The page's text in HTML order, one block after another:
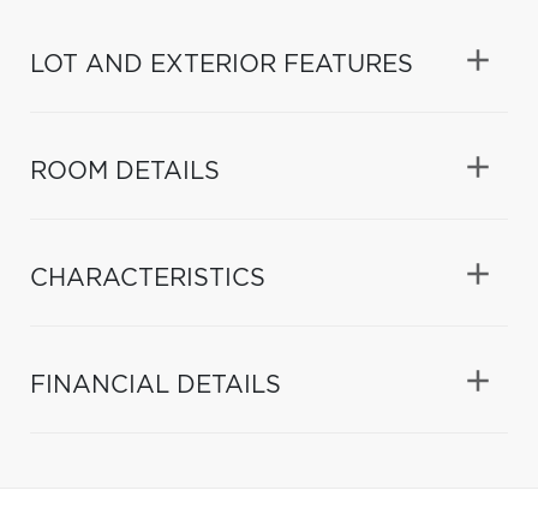
LOT AND EXTERIOR FEATURES
ROOM DETAILS
CHARACTERISTICS
FINANCIAL DETAILS